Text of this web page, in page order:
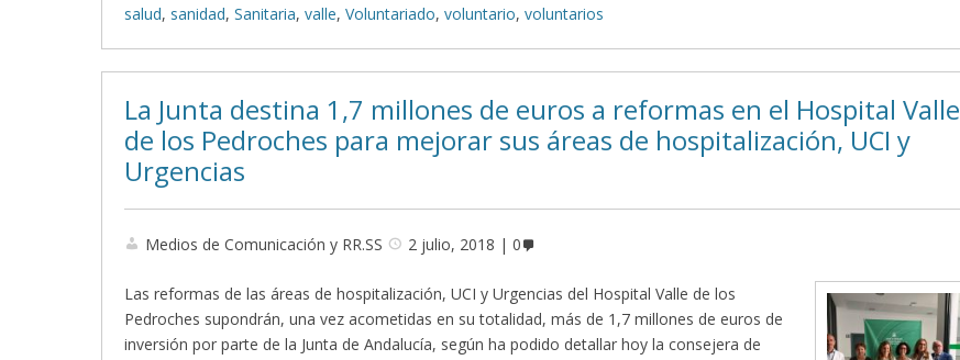
salud, sanidad, Sanitaria, valle, Voluntariado, voluntario, voluntarios
La Junta destina 1,7 millones de euros a reformas en el Hospital Valle
de los Pedroches para mejorar sus áreas de hospitalización, UCI y
Urgencias
Medios de Comunicación y RR.SS 2 julio, 2018 0
Las reformas de las áreas de hospitalización, UCI y Urgencias del Hospital Valle de los
Pedroches supondrán, una vez acometidas en su totalidad, más de 1,7 millones de euros de
inversión por parte de la Junta de Andalucía, según ha podido detallar hoy la consejera de